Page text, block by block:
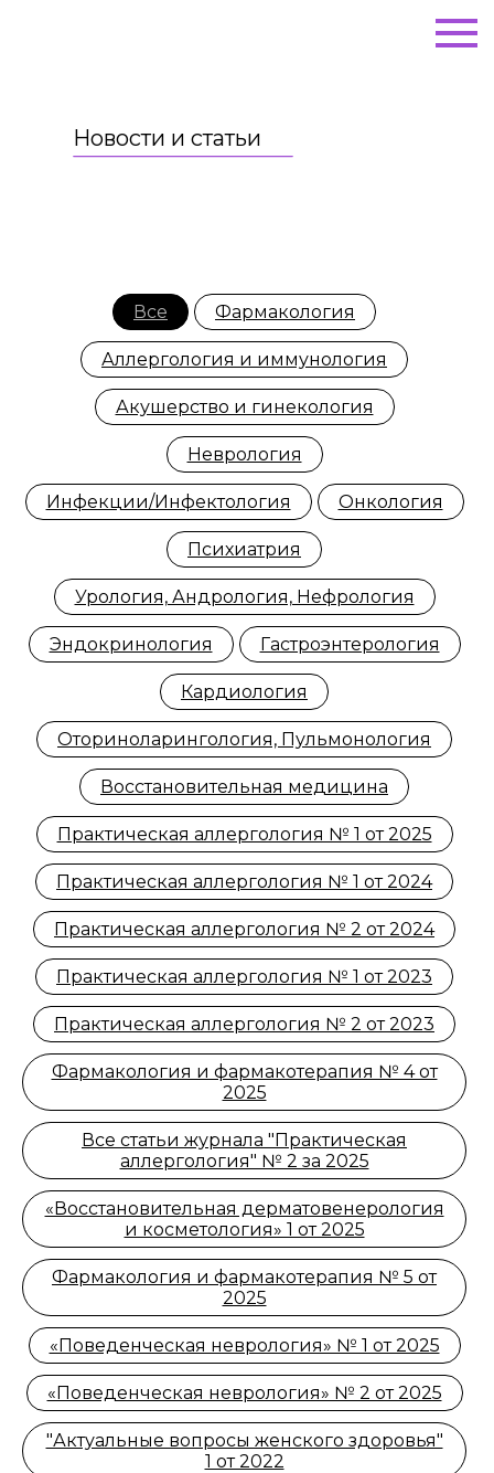
Новости и статьи
Все Фармакология
Аллергология и иммунология
Акушерство и гинекология
Неврология
Инфекции/Инфектология Онкология
Психиатрия
Урология, Андрология, Нефрология
Эндокринология Гастроэнтерология
Кардиология
Оториноларингология, Пульмонология
Восстановительная медицина
Практическая аллергология № 1 от 2025
Практическая аллергология № 1 от 2024
Практическая аллергология № 2 от 2024
Практическая аллергология № 1 от 2023
Практическая аллергология № 2 от 2023
Фармакология и фармакотерапия № 4 от
2025
Все статьи журнала "Практическая
аллергология" № 2 за 2025
«Восстановительная дерматовенерология
и косметология» 1 от 2025
Фармакология и фармакотерапия № 5 от
2025
«Поведенческая неврология» № 1 от 2025
«Поведенческая неврология» № 2 от 2025
"Актуальные вопросы женского здоровья"
1 от 2022